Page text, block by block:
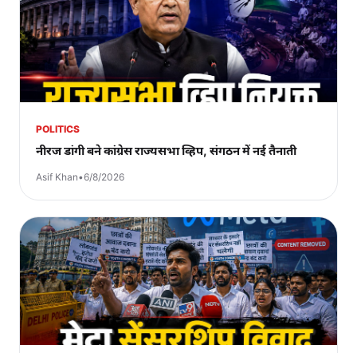
POLITICS
नीरज डांगी बने कांग्रेस राज्यसभा व्हिप, संगठन में नई तैनाती
Asif Khan•6/8/2026